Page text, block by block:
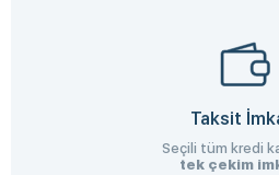
Taksit
Seçili tüm kredi
tek çekim